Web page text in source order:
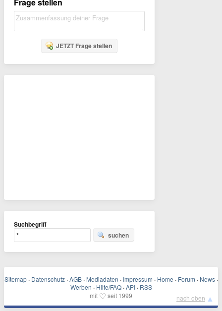
JETZT Frage stellen
Suchbegriff
suchen
Sitemap · Datenschutz · AGB · Mediadaten · Impressum · Home · Forum · News ·
Werben · Hilfe/FAQ · API · RSS
mit ♡ seit 1999 nach oben ▲